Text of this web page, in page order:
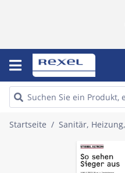
Startseite Sanitär,